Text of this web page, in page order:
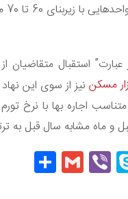
این واحدهای در مرداد ماه بوده اند.
استقبال متقاضیان
مسکن نیز از سوی این
موید تغییر متناسب اجاره
قبل به ترتیب رشدی برابر با 8.1 درصد
Skype
Viber
Gmail